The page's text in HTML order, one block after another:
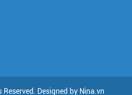
Designed by Nina.vn